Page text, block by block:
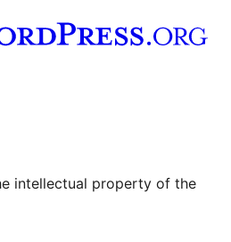
YouTube
de Tumblr
intellectual property of the